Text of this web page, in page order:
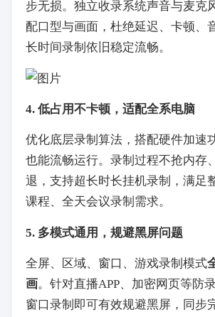
步无损。独立收录系统声音与麦克
配口型与画面，杜绝延迟、卡顿、
长时间录制依旧稳定流畅。
4. 低占用不卡顿，适配全系电脑
优化底层录制算法，搭配硬件加速
也能流畅运行。录制过程不抢内存
退，支持超长时长挂机录制，满足
课程、全天会议录制需求。
5. 多模式通用，规避黑屏问题
全屏、区域、窗口、游戏录制模式
画。针对直播APP、加密网页等防
窗口录制即可有效规避黑屏，同步